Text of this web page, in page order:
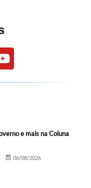
e mais na Coluna
06/08/2026